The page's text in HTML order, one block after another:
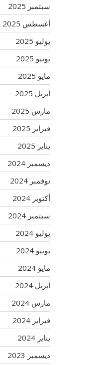
سبتمبر 2025
أغسطس 2025
يوليو 2025
يونيو 2025
مايو 2025
أبريل 2025
مارس 2025
فبراير 2025
يناير 2025
ديسمبر 2024
نوفمبر 2024
أكتوبر 2024
سبتمبر 2024
يوليو 2024
يونيو 2024
مايو 2024
أبريل 2024
مارس 2024
فبراير 2024
يناير 2024
ديسمبر 2023